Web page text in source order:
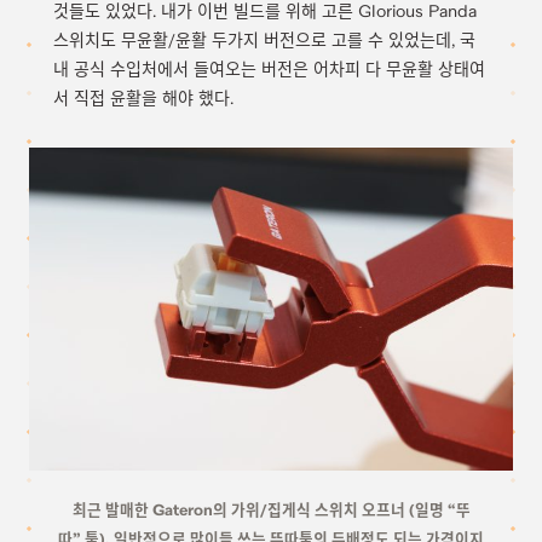
것들도 있었다. 내가 이번 빌드를 위해 고른 Glorious Panda
스위치도 무윤활/윤활 두가지 버전으로 고를 수 있었는데, 국
내 공식 수입처에서 들여오는 버전은 어차피 다 무윤활 상태여
서 직접 윤활을 해야 했다.
최근 발매한 Gateron의 가위/집게식 스위치 오프너 (일명 “뚜